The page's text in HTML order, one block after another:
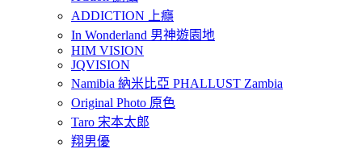
ADDICTION 上癮
In Wonderland 男神遊園地
HIM VISION
JQVISION
Namibia 納米比亞 PHALLUST Zambia
Original Photo 原色
Taro 宋本太郎
翔男優